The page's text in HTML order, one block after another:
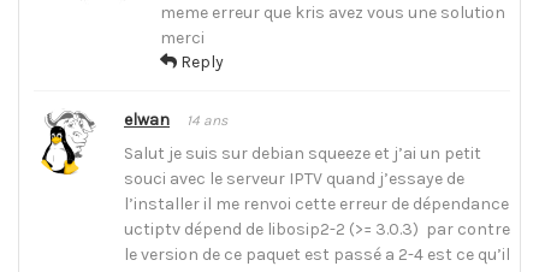
meme erreur que kris avez vous une solution
merci
Reply
elwan 14 ans
Salut je suis sur debian squeeze et j’ai un petit
souci avec le serveur IPTV quand j’essaye de
l’installer il me renvoi cette erreur de dépendance
uctiptv dépend de libosip2-2 (>= 3.0.3) par contre
le version de ce paquet est passé a 2-4 est ce qu’il